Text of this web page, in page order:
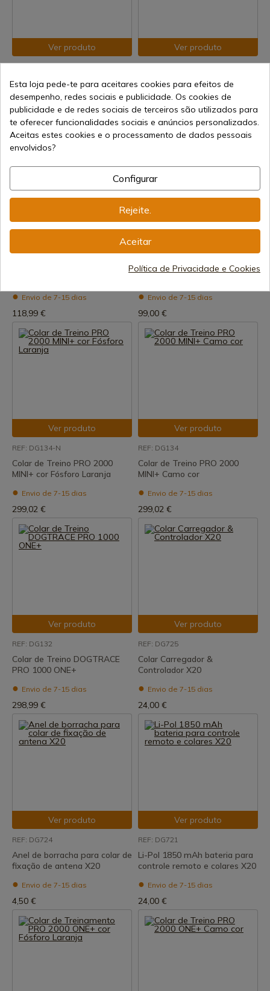
Ver produto
Coleira de Treino DOGTRACE
EASY MINI+
Envio de 7-15 dias
139,00 €
Ver produto
PRO ONE Colar Adicional
Envio de 7-15 dias
149,00 €
Envio de 7-15 dias
118,99 €
Envio de 7-15 dias
99,00 €
Ver produto
REF: DG134-N
Colar de Treino PRO 2000
MINI+ cor Fósforo Laranja
Envio de 7-15 dias
299,02 €
Ver produto
REF: DG134
Colar de Treino PRO 2000
MINI+ Camo cor
Envio de 7-15 dias
299,02 €
Ver produto
REF: DG132
Colar de Treino DOGTRACE
PRO 1000 ONE+
Envio de 7-15 dias
298,99 €
Ver produto
REF: DG725
Colar Carregador &
Controlador X20
Envio de 7-15 dias
24,00 €
Ver produto
REF: DG724
Anel de borracha para colar de
fixação de antena X20
Envio de 7-15 dias
4,50 €
Ver produto
REF: DG721
Li-Pol 1850 mAh bateria para
controle remoto e colares X20
Envio de 7-15 dias
24,00 €
Esta loja pede-te para aceitares cookies para efeitos de
desempenho, redes sociais e publicidade. Os cookies de
publicidade e de redes sociais de terceiros são utilizados para
te oferecer funcionalidades sociais e anúncios personalizados.
Aceitas estes cookies e o processamento de dados pessoais
envolvidos?
Configurar
Rejeite.
Aceitar
Política de Privacidade e Cookies